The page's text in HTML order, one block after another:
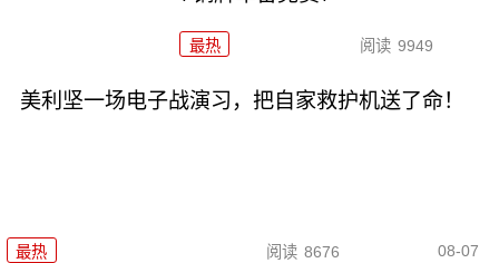
最热 阅读 9949
美利坚一场电子战演习，把自家救护机送了命！
最热 阅读 8676 08-07